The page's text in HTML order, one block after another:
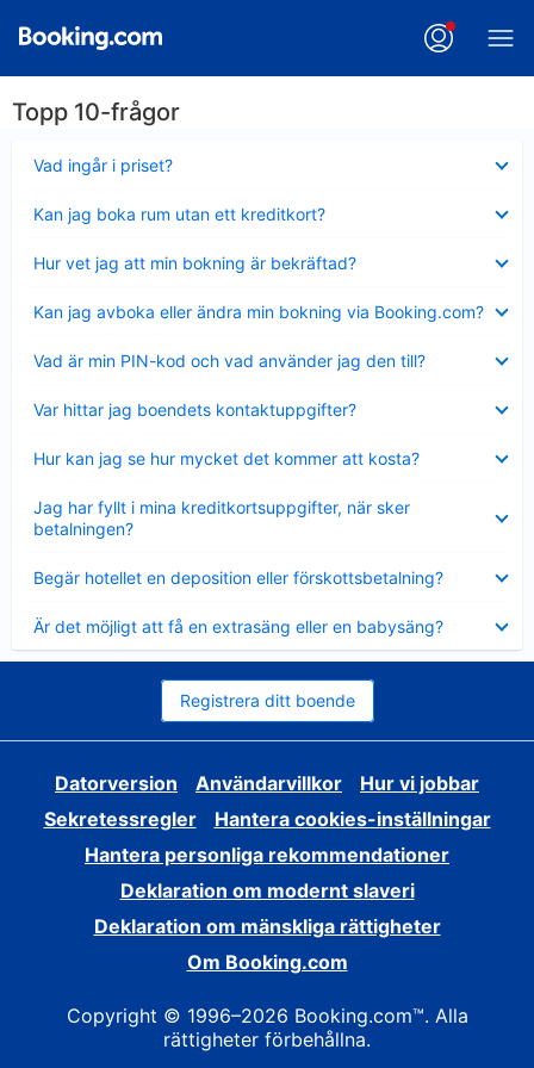
Topp 10-frågor
Vad ingår i priset?
mindre
Kan jag boka rum utan ett kreditkort?
mindre
Hur vet jag att min bokning är bekräftad?
mindre
Kan jag avboka eller ändra min bokning via Booking.com?
mindre
Vad är min PIN-kod och vad använder jag den till?
mindre
Var hittar jag boendets kontaktuppgifter?
mindre
Hur kan jag se hur mycket det kommer att kosta?
mindre
Jag har fyllt i mina kreditkortsuppgifter, när sker
betalningen?
mindre
Begär hotellet en deposition eller förskottsbetalning?
mindre
Är det möjligt att få en extrasäng eller en babysäng?
mindre
Registrera ditt boende
Datorversion Användarvillkor
Hur vi jobbar
Sekretessregler
Hantera cookies-inställningar
Hantera personliga rekommendationer
Deklaration om modernt slaveri
Deklaration om mänskliga rättigheter
Om Booking.com
Copyright © 1996–2026 Booking.com™. Alla
rättigheter förbehållna.